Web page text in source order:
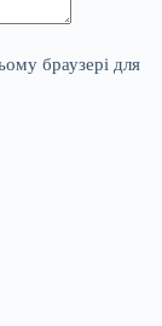
браузері для